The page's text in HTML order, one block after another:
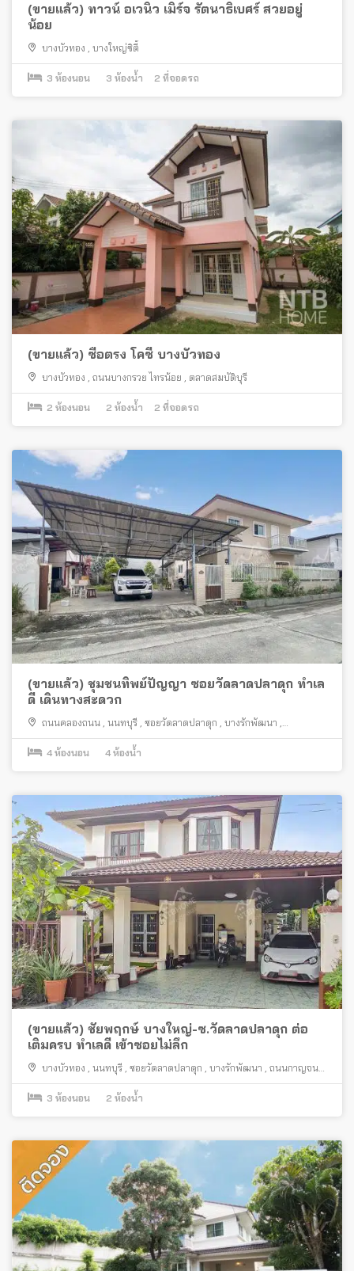
(ขายแล้ว) ทาวน์ อเวนิว เมิร์จ รัตนาธิเบศร์ สวยอยู่
น้อย
บางบัวทอง , บางใหญ่ซิตี้
3 ห้องนอน 3 ห้องน้ำ 2 ที่จอดรถ
(ขายแล้ว) ซื่อตรง โคซี่ บางบัวทอง
บางบัวทอง , ถนนบางกรวย ไทรน้อย , ตลาดสมบัติบุรี
2 ห้องนอน 2 ห้องน้ำ 2 ที่จอดรถ
(ขายแล้ว) ชุมชนทิพย์ปัญญา ซอยวัดลาดปลาดุก ทำเล
ดี เดินทางสะดวก
ถนนคลองถนน , นนทบุรี , ซอยวัดลาดปลาดุก , บางรักพัฒนา ,
บางบัวทอง
4 ห้องนอน 4 ห้องน้ำ
(ขายแล้ว) ชัยพฤกษ์ บางใหญ่-ซ.วัดลาดปลาดุก ต่อ
เติมครบ ทำเลดี เข้าซอยไม่ลึก
บางบัวทอง นนทบุรี ซอยวัดลาดปลาดุก บางรักพัฒนา
ถนนกาญจนา
ภิเษก
3 ห้องนอน 2 ห้องน้ำ